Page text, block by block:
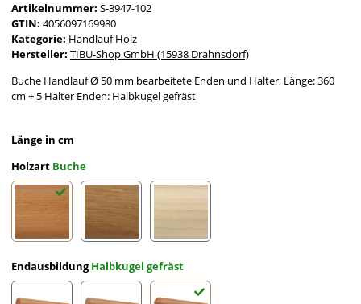
Artikelnummer: S-3947-102
GTIN: 4056097169980
Kategorie: Handlauf Holz
Hersteller: TIBU-Shop GmbH (15938 Drahnsdorf)
Buche Handlauf Ø 50 mm bearbeitete Enden und Halter, Länge: 360
cm + 5 Halter Enden: Halbkugel gefräst
Länge in cm
Holzart Buche
EndausbildungHalbkugel gefräst